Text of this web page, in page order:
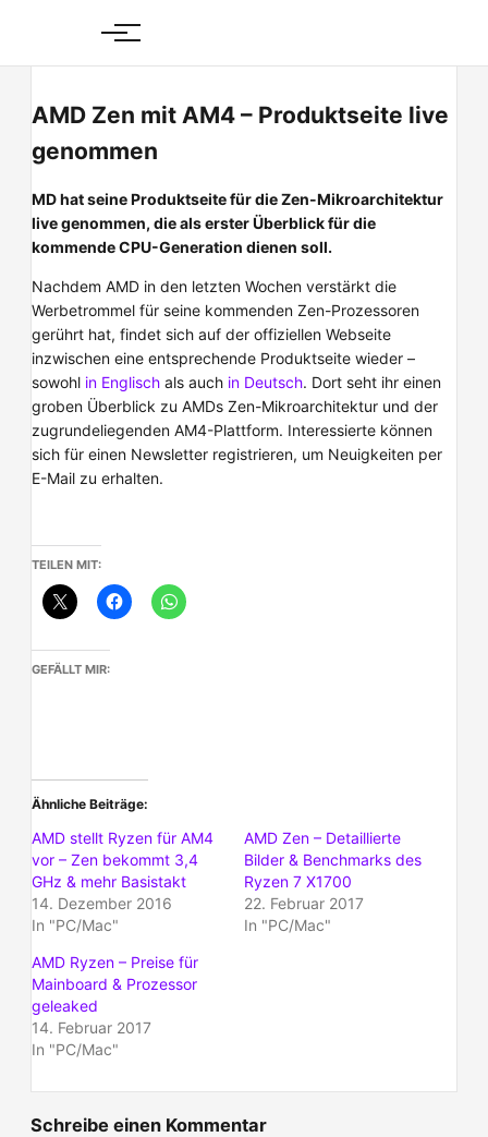
content
AMD Zen mit AM4 – Produktseite live
genommen
MD hat seine Produktseite für die Zen-Mikroarchitektur
live genommen, die als erster Überblick für die
kommende CPU-Generation dienen soll.
Nachdem AMD in den letzten Wochen verstärkt die
Werbetrommel für seine kommenden Zen-Prozessoren
gerührt hat, findet sich auf der offiziellen Webseite
inzwischen eine entsprechende Produktseite wieder –
sowohl in Englisch als auch in Deutsch. Dort seht ihr einen
groben Überblick zu AMDs Zen-Mikroarchitektur und der
zugrundeliegenden AM4-Plattform. Interessierte können
sich für einen Newsletter registrieren, um Neuigkeiten per
E-Mail zu erhalten.
TEILEN MIT:
GEFÄLLT MIR:
Ähnliche Beiträge
AMD stellt Ryzen für AM4
vor – Zen bekommt 3,4
GHz & mehr Basistakt
14. Dezember 2016
In "PC/Mac"
AMD Zen – Detaillierte
Bilder & Benchmarks des
Ryzen 7 X1700
22. Februar 2017
In "PC/Mac"
AMD Ryzen – Preise für
Mainboard & Prozessor
geleaked
14. Februar 2017
In "PC/Mac"
Schreibe einen Kommentar